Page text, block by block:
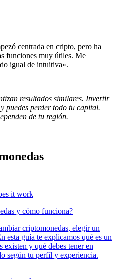
centrada en cripto, pero ha
funciones muy útiles. Me
igual de intuitiva».
resultados similares. Invertir
puedes perder todo tu capital.
de tu región.
y cómo funciona?
criptomonedas, elegir un
esta guía te explicamos qué es un
existen y qué debes tener en
según tu perfil y experiencia.